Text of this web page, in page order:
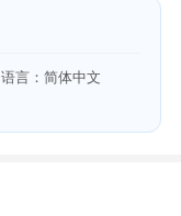
语言：简体中文